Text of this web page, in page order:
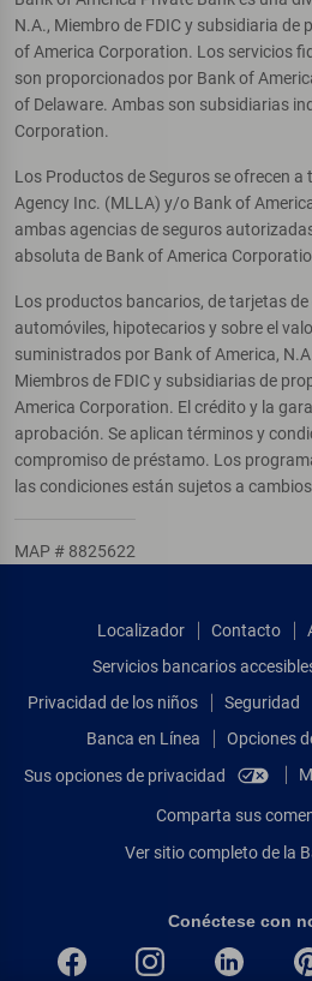
N.A., Miembro de FDIC y subsidiaria de
of America Corporation. Los servicios
son proporcionados por Bank of
of Delaware. Ambas son subsidiarias
Corporation.
Los Productos de Seguros se ofrecen a
Agency Inc. (MLLA) y/o Bank of
ambas agencias de seguros
absoluta de Bank of America
Los productos bancarios, de tarjetas
automóviles, hipotecarios y sobre el
suministrados por Bank of America,
Miembros de FDIC y subsidiarias de
America Corporation. El crédito y la
aprobación. Se aplican términos y
compromiso de préstamo. Los
las condiciones están sujetos a
MAP # 8825622
Localizador Contacto
Servicios bancarios
Privacidad de los niños
Seguridad
Banca en Línea
Opciones
Sus opciones de privacidad
Comparta
Ver sitio completo de la
Conéctese con